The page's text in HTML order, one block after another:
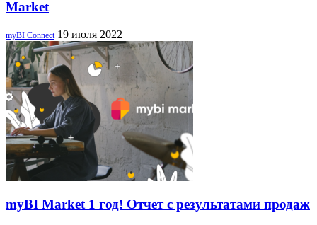
Market
myBI Connect 19 июля 2022
myBI Market 1 год! Отчет с результатами продаж